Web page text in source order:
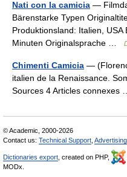
Nati con la camicia —
Bärenstarke Typen
Produktionsland: Italien,
Minuten Originalsprache …
Chimenti Camicia —
italien de la Renaissance.
Sources 4 Articles
© Academic, 2000-2026
Contact us: Technical Support Advertising
Dictionaries export , created on PHP,
MODx.